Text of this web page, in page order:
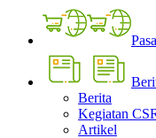
Berita
Kegiatan
Artikel